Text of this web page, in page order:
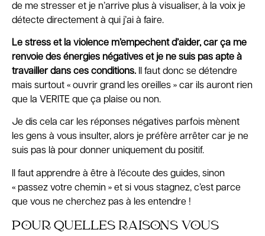
de me stresser et je n’arrive plus à visualiser, à la voix je
détecte directement à qui j’ai à faire.
Le stress et la violence m’empechent d’aider, car ça me
renvoie des énergies négatives et je ne suis pas apte à
travailler dans ces conditions.
Il faut donc se détendre
mais surtout « ouvrir grand les oreilles » car ils auront rien
que la VERITE que ça plaise ou non.
Je dis cela car les réponses négatives parfois mènent
les gens à vous insulter, alors je préfère arrêter car je ne
suis pas là pour donner uniquement du positif.
Il faut apprendre à être à l’écoute des guides, sinon
« passez votre chemin » et si vous stagnez, c’est parce
que vous ne cherchez pas à les entendre !
POUR QUELLES RAISONS VOUS